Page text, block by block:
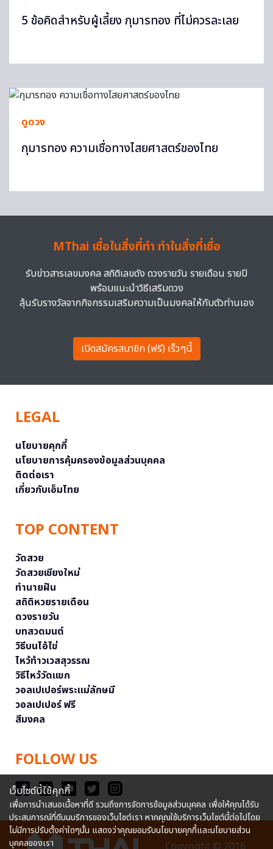
5 ข้อคิดสำหรับผู้เลี้ยง กุมารทอง ที่ไม่ควรละเลย
ดูดวง
กุมารทอง ความเชื่อทางไสยศาสตร์ของไทย
MThai เชื่อในสิ่งที่ทำ ทำในสิ่งที่เชื่อ
รับข่าวสารเลขมงคล สถิติเลขดัง ดวงรายวัน รายเดือน รายปี
พร้อมแนะนำวิธีเสริมดวง
ลุ้นรับรางวัลจากกิจกรรมเสริมความเป็นมงคลให้กับตัวท่านเอง
เปิดสมัครสมาชิก (ฟรี) เร็วๆนี้
LEGAL
นโยบายคุกกี้
นโยบายการคุ้มครองข้อมูลส่วนบุคคล
ติดต่อเรา
เกี่ยวกับเอ็มไทย
TOP CONTENT
วัดสวย
วัดสวยเชียงใหม่
ทำนายฝัน
สถิติหวยรายเดือน
ดวงรายวัน
บทสวดมนต์
วิธีบนไอ้ไข่
ไหว้ท้าวเวสสุวรรณ
วิธีไหว้วัดแขก
วอลเปเปอร์พระแม่ลักษมี
วอลเปเปอร์ ฟรี
สีมงคล
FOLLOW US
เว็บไซต์นี้ใช้คุกกี้
เพื่อการนำเสนอเนื้อหาที่ดี รวมถึงการจัดการข้อมูลส่วนบุคคล เพื่อให้คุณได้รับ
ประสบการณ์ที่ดีบนบริการของเว็บไซต์เรา หากคุณใช้บริการเว็บไซต์นี้ต่อไปโดย
ไม่มีการปรับตั้งค่าใดๆนั้น แสดงว่าคุณยอมรับนโยบายคุกกี้และนโยบายส่วน
บุคคลของเรา